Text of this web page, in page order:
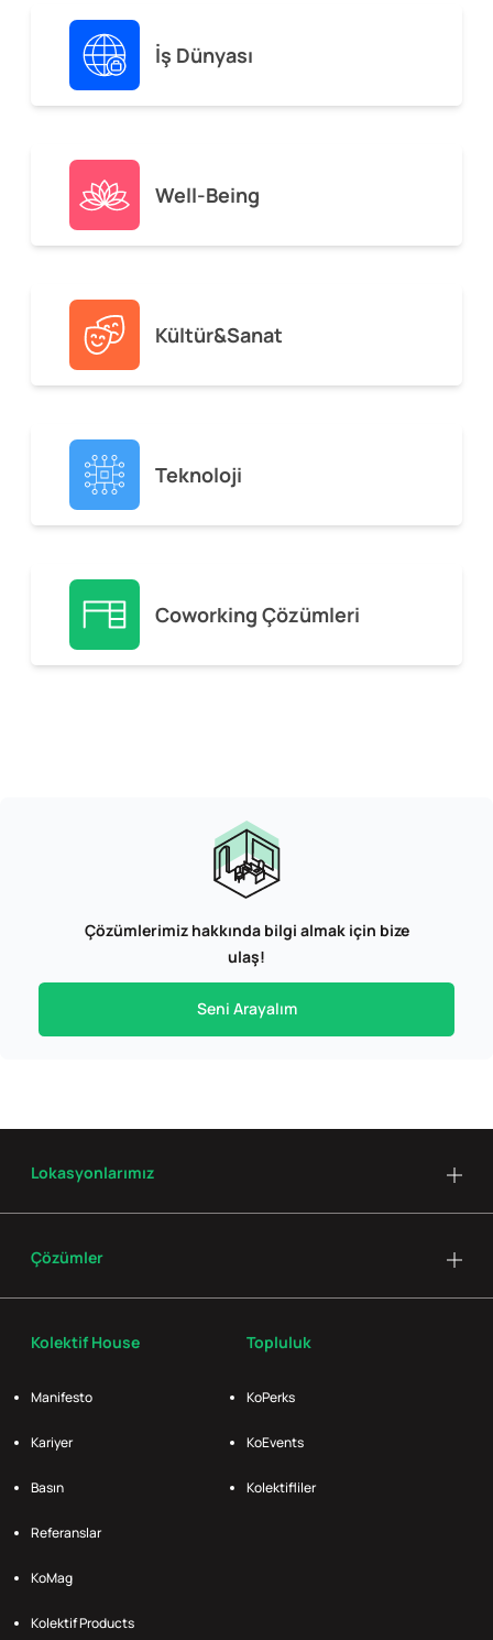
İş Dünyası
Well-Being
Kültür&Sanat
Teknoloji
Coworking Çözümleri
Çözümlerimiz hakkında bilgi almak için bize
ulaş!
Seni Arayalım
Kolektif House
Manifesto
Kariyer
Basın
Referanslar
KoMag
Kolektif Products
Topluluk
KoPerks
KoEvents
Kolektifliler
Lokasyonlarımız
Çözümler